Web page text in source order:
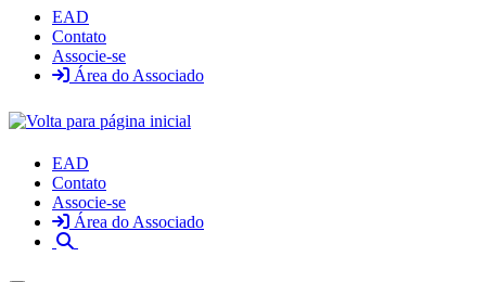
EAD
Contato
Associe-se
Área do Associado
EAD
Contato
Associe-se
Área do Associado